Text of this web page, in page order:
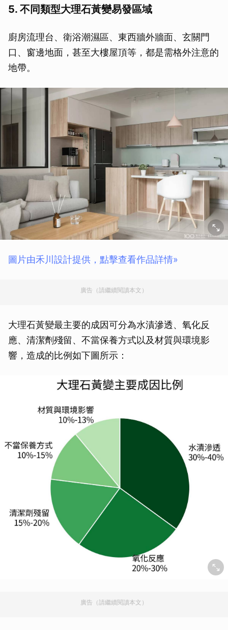
5. 不同類型大理石黃變易發區域
廚房流理台、衛浴潮濕區、東西牆外牆面、玄關門
口、窗邊地面，甚至大樓屋頂等，都是需格外注意的
地帶。
圖片由禾川設計提供，點擊查看作品詳情»
廣告（請繼續閱讀本文）
大理石黃變最主要的成因可分為水漬滲透、氧化反
應、清潔劑殘留、不當保養方式以及材質與環境影
響，造成的比例如下圖所示：
廣告（請繼續閱讀本文）